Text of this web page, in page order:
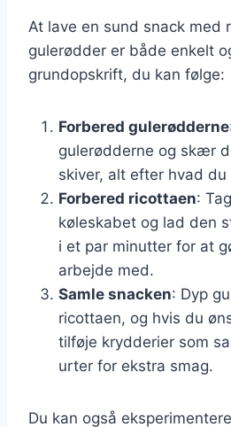
At lave en sund snack med
gulerødder er både enkelt
grundopskrift, du kan følge:
Forbered gulerødderne
gulerødderne og skær
skiver, alt efter hvad
Forbered ricottaen:
køleskabet og lad den
i et par minutter for at
arbejde med.
Samle snacken: Dyp
ricottaen, og hvis du
tilføje krydderier som
urter for ekstra smag.
Du kan også